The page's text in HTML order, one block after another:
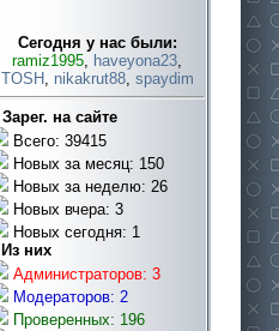
Cегодня у нас были:
ramiz1995, haveyona23,
TOSH , nikakrut88, spaydim
Зарег. на сайте
Всего: 39415
Новых за месяц: 150
Новых за неделю: 26
Новых вчера: 3
Новых сегодня: 1
Из них
Администраторов: 3
Модераторов: 2
Проверенных: 196